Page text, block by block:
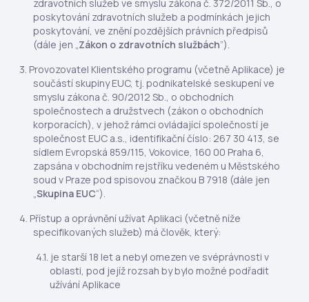
zdravotních služeb ve smyslu zákona č. 372/2011 Sb., o
poskytování zdravotních služeb a podmínkách jejich
poskytování, ve znění pozdějších právních předpisů
(dále jen „Zákon o zdravotních službách”).
Provozovatel Klientského programu (včetně Aplikace) je
součástí skupiny EUC, tj. podnikatelské seskupení ve
smyslu zákona č. 90/2012 Sb., o obchodních
společnostech a družstvech (zákon o obchodních
korporacích), v jehož rámci ovládající společností je
společnost EUC a.s., identifikační číslo: 267 30 413, se
sídlem Evropská 859/115, Vokovice, 160 00 Praha 6,
zapsána v obchodním rejstříku vedeném u Městského
soud v Praze pod spisovou značkou B 7918 (dále jen
„Skupina EUC“).
Přístup a oprávnění užívat Aplikaci (včetně níže
specifikovaných služeb) má člověk, který:
je starší 18 let a nebyl omezen ve svéprávnosti v
oblasti, pod jejíž rozsah by bylo možné podřadit
užívání Aplikace